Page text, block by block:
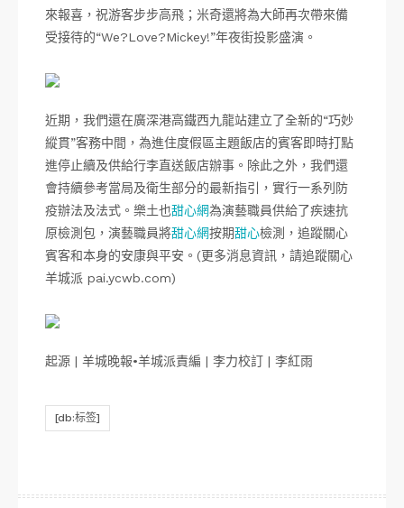
來報喜，祝游客步步高飛；米奇還將為大師再次帶來備
受接待的“We?Love?Mickey!”年夜街投影盛演。
近期，我們還在廣深港高鐵西九龍站建立了全新的“巧妙
縱貫”客務中間，為進住度假區主題飯店的賓客即時打點
進停止續及供給行李直送飯店辦事。除此之外，我們還
會持續參考當局及衛生部分的最新指引，實行一系列防
疫辦法及法式。樂土也甜心網為演藝職員供給了疾速抗
原檢測包，演藝職員將甜心網按期甜心檢測，追蹤關心
賓客和本身的安康與平安。(更多消息資訊，請追蹤關心
羊城派 pai.ycwb.com)
起源 | 羊城晚報•羊城派責編 | 李力校訂 | 李紅雨
[db:标签]